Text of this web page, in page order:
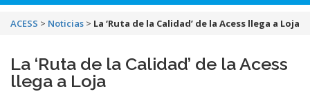
ACESS > Noticias > La ‘Ruta de la Calidad’ de la Acess llega a Loja
La ‘Ruta de la Calidad’ de la Acess
llega a Loja